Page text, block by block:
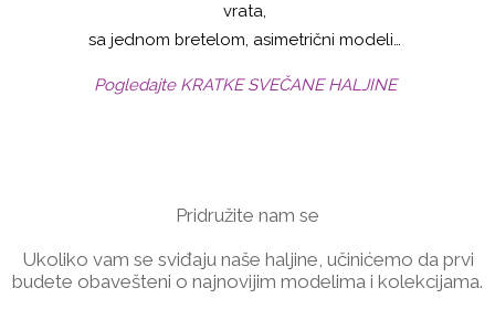
vrata,
sa jednom bretelom, asimetrični modeli…
Pogledajte KRATKE SVEČANE HALJINE
Pridružite nam se
Ukoliko vam se sviđaju naše haljine, učinićemo da prvi
budete obavešteni o najnovijim modelima i kolekcijama.